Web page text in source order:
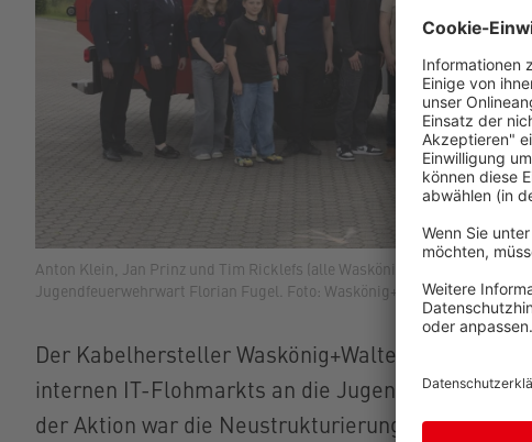
Anton Klein, Jan Prinz und Tim Ricklefs (alle Waskönig+Walter)
Jugendfeuerwehrwart Florian Fugel. Foto: Waskönig+Walter.
Der Kabelhersteller Waskönig+Walter mit Sitz in
internen IT-Flohmarkts an die Jugendfeuerwehr
der Aktion war die Neustrukturierung des